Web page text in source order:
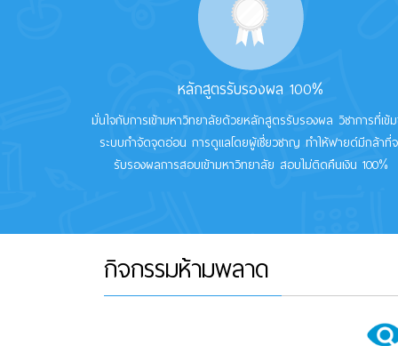
หลักสูตรรับรองผล 100%
มั่นใจกับการเข้ามหาวิทยาลัยด้วยหลักสูตรรับรองผล วิชาการที่เข้
ระบบกำจัดจุดอ่อน การดูแลโดยผู้เชี่ยวชาญ ทำให้ฟายด์มีกล้าที่
รับรองผลการสอบเข้ามหาวิทยาลัย สอบไม่ติดคืนเงิน 100%
กิจกรรมห้ามพลาด